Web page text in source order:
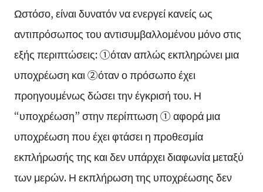
Ωστόσο, είναι δυνατόν να ενεργεί κανείς ως
αντιπρόσωπος του αντισυμβαλλομένου μόνο στις
εξής περιπτώσεις: ①όταν απλώς εκπληρώνει μια
υποχρέωση και ②όταν ο πρόσωπο έχει
προηγουμένως δώσει την έγκρισή του. Η
“υποχρέωση” στην περίπτωση ① αφορά μια
υποχρέωση που έχει φτάσει η προθεσμία
εκπλήρωσής της και δεν υπάρχει διαφωνία μεταξύ
των μερών. Η εκπλήρωση της υποχρέωσης δεν